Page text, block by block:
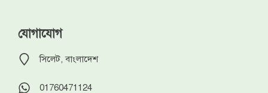
যোগাযোগ
সিলেট, বাংলাদেশ
01760471124